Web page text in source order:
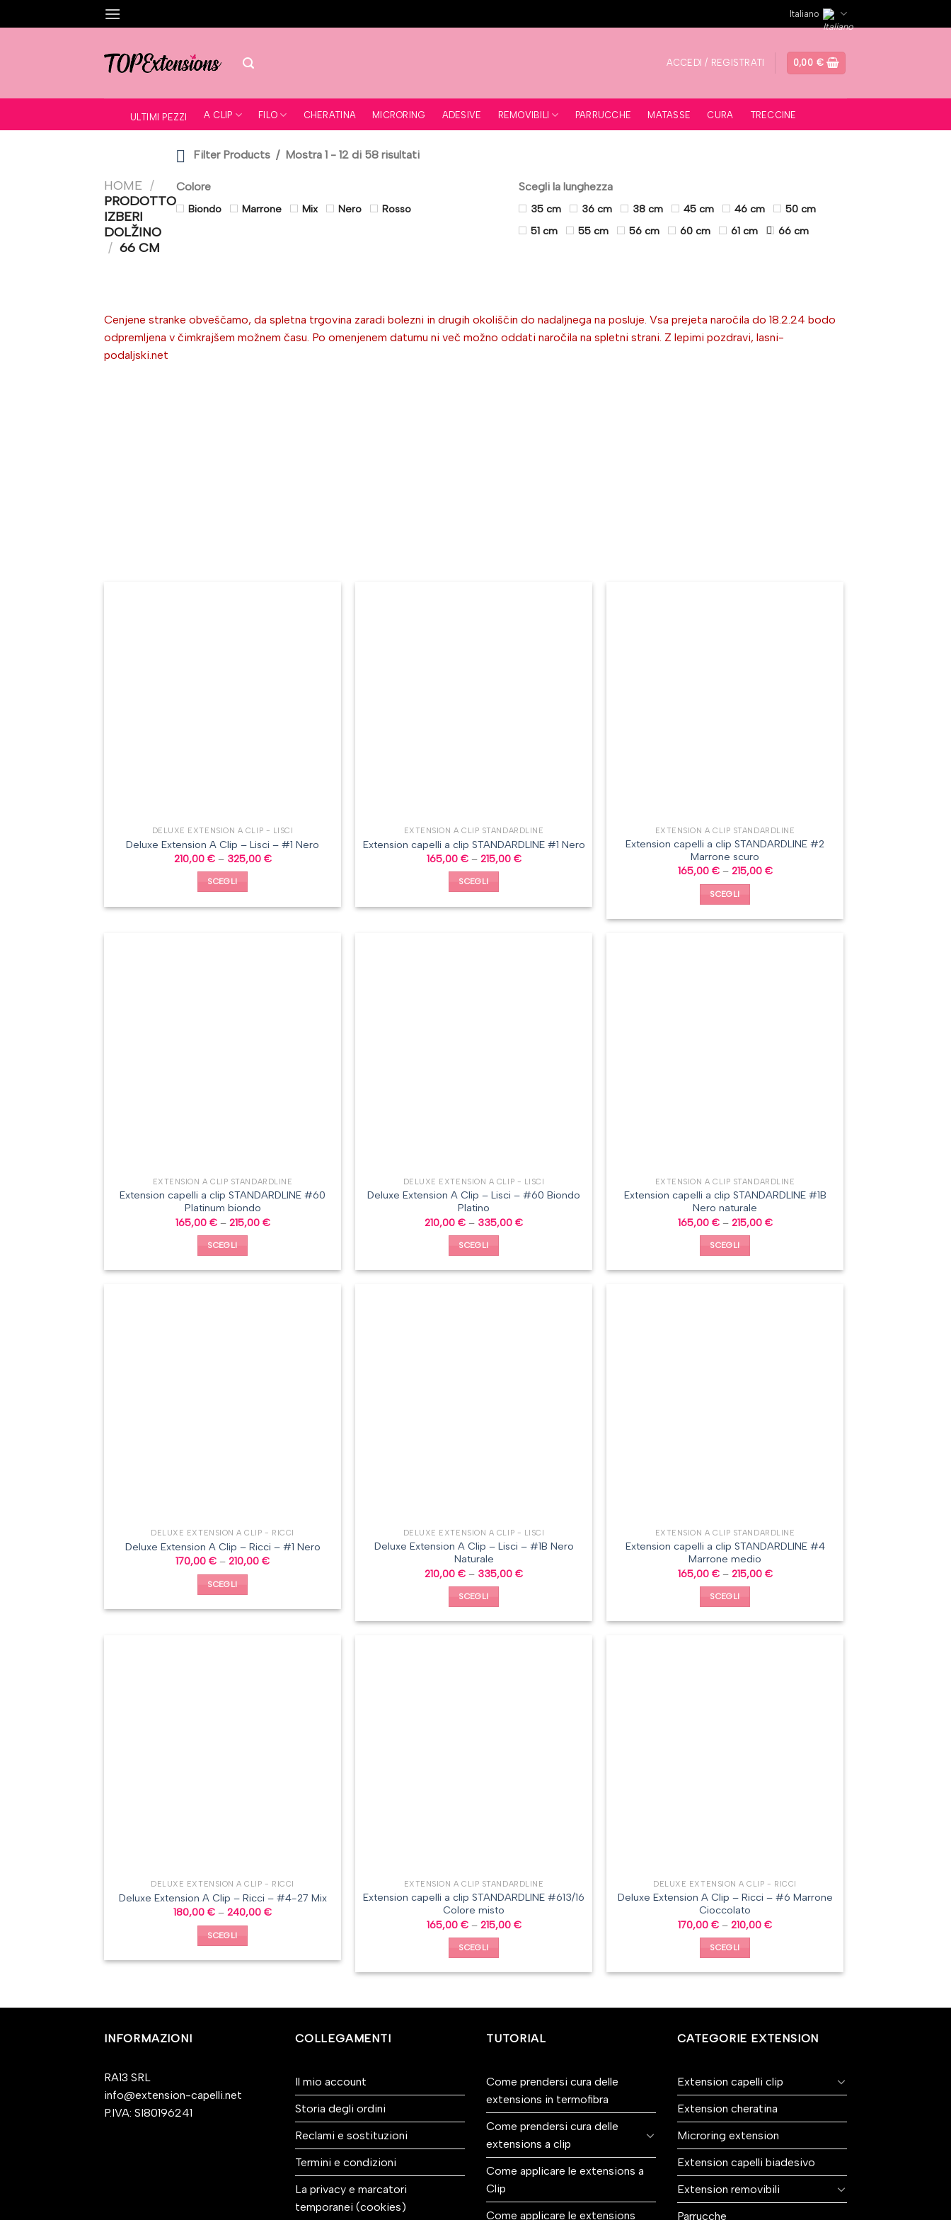
ai
Italiano
ACCEDI / REGISTRATI 0,00 €
ULTIMI PEZZI A CLIP FILO CHERATINA MICRORING ADESIVE REMOVIBILI PARRUCCHE MATASSE CURA TRECCINE
HOME /
PRODOTTO
IZBERI
DOLŽINO
/ 66 CM
Filter Products Mostra 1 - 12 di 58 risultati
Colore
Biondo Marrone Mix Nero Rosso
Scegli la lunghezza
35 cm 36 cm 38 cm 45 cm 46 cm
50 cm
51 cm
55 cm 56 cm 60 cm 61 cm 66 cm
Cenjene stranke obveščamo, da spletna trgovina zaradi bolezni in drugih okoliščin do nadaljnega na posluje. Vsa prejeta naročila do 18.2.24 bodo
odpremljena v čimkrajšem možnem času. Po omenjenem datumu ni več možno oddati naročila na spletni strani. Z lepimi pozdravi, lasni-
podaljski.net
DELUXE EXTENSION A CLIP - LISCI
Deluxe Extension A Clip – Lisci – #1 Nero
210,00 €– 325,00 €
SCEGLI
EXTENSION A CLIP STANDARDLINE
Extension capelli a clip STANDARDLINE #1 Nero
165,00 €– 215,00 €
SCEGLI
EXTENSION A CLIP STANDARDLINE
Extension capelli a clip STANDARDLINE #2
Marrone scuro
165,00 €– 215,00 €
SCEGLI
EXTENSION A CLIP STANDARDLINE
Extension capelli a clip STANDARDLINE #60
Platinum biondo
165,00 €– 215,00 €
SCEGLI
DELUXE EXTENSION A CLIP - LISCI
Deluxe Extension A Clip – Lisci – #60 Biondo
Platino
210,00 € – 335,00 €
SCEGLI
EXTENSION A CLIP STANDARDLINE
Extension capelli a clip STANDARDLINE #1B
Nero naturale
165,00 €– 215,00 €
SCEGLI
DELUXE EXTENSION A CLIP - RICCI
Deluxe Extension A Clip – Ricci – #1 Nero
170,00 € – 210,00 €
SCEGLI
DELUXE EXTENSION A CLIP - LISCI
Deluxe Extension A Clip – Lisci – #1B Nero
Naturale
210,00 € – 335,00 €
SCEGLI
EXTENSION A CLIP STANDARDLINE
Extension capelli a clip STANDARDLINE #4
Marrone medio
165,00 €– 215,00 €
SCEGLI
DELUXE EXTENSION A CLIP - RICCI
Deluxe Extension A Clip – Ricci – #4-27 Mix
180,00 € – 240,00 €
SCEGLI
EXTENSION A CLIP STANDARDLINE
Extension capelli a clip STANDARDLINE #613/16
Colore misto
165,00 €– 215,00 €
SCEGLI
DELUXE EXTENSION A CLIP - RICCI
Deluxe Extension A Clip – Ricci – #6 Marrone
Cioccolato
170,00 € – 210,00 €
SCEGLI
INFORMAZIONI
RA13 SRL
info@extension-capelli.net
P.IVA: SI80196241
COLLEGAMENTI
Il mio account
Storia degli ordini
Reclami e sostituzioni
Termini e condizioni
La privacy e marcatori
temporanei (cookies)
TUTORIAL
Come prendersi cura delle
extensions in termofibra
Come prendersi cura delle
extensions a clip
Come applicare le extensions a
Clip
Come applicare le extensions
CATEGORIE EXTENSION
Extension capelli clip
Extension cheratina
Microring extension
Extension capelli biadesivo
Extension removibili
Parrucche